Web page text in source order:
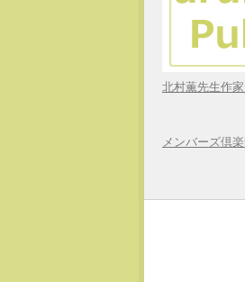
北村薫先生作
メンバーズ倶